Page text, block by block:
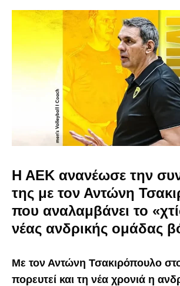
Η ΑΕΚ ανανέωσε την
της με τον Αντώνη
που αναλαμβάνει το
νέας ανδρικής ομάδας
Με τον Αντώνη Τσακιρόπουλο
πορευτεί και τη νέα χρονιά η